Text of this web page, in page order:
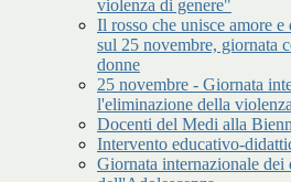
violenza di genere"
Il rosso che unisce amore
sul 25 novembre, giornata
donne
25 novembre - Giornata
l'eliminazione della
Docenti del Medi alla
Intervento educativo-
Giornata internazionale